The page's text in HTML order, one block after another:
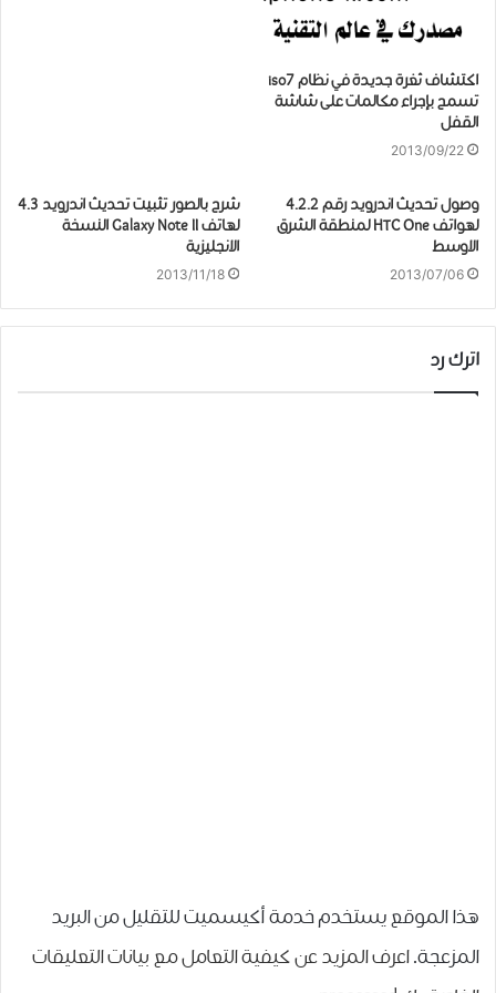
اكتشاف ثغرة جديدة في نظام iso7
تسمح بإجراء مكالمات على شاشة
القفل
2013/09/22
وصول تحديث اندرويد رقم 4.2.2
لهواتف HTC One لمنطقة الشرق
الاوسط
2013/07/06
شرح بالصور تثبيت تحديث اندرويد 4.3
لهاتف Galaxy Note II النسخة
الانجليزية
2013/11/18
اترك رد
هذا الموقع يستخدم خدمة أكيسميت للتقليل من البريد
المزعجة.اعرف المزيد عن كيفية التعامل مع بيانات التعليقات